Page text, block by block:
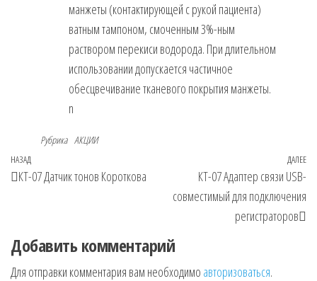
манжеты (контактирующей с рукой пациента)
ватным тампоном, смоченным 3%-ным
раствором перекиси водорода. При длительном
использовании допускается частичное
обесцвечивание тканевого покрытия манжеты.
n
Рубрика АКЦИИ
Навигация
по
Предыдущая
запись
НАЗАД
КТ-07 Датчик тонов Короткова
ДАЛЕЕ
КТ-07 Адаптер связи USB-
совместимый для подключения
регистраторов
Добавить комментарий
Для отправки комментария вам необходимо авторизоваться.